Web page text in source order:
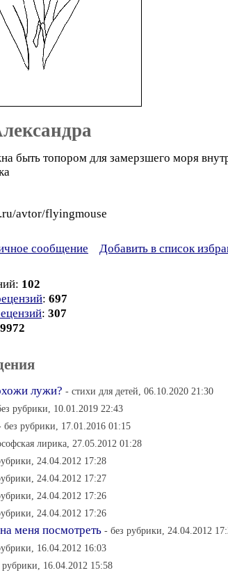
быть топором для замерзшего моря
avtor/flyingmouse
сообщение Добавить в список
102
: 697
: 307
9972
лужи? - стихи для детей, 06.10.2020 21:30
рубрики, 10.01.2019 22:43
без рубрики, 17.01.2016 01:15
лирика, 27.05.2012 01:28
24.04.2012 17:28
24.04.2012 17:27
24.04.2012 17:26
24.04.2012 17:26
меня посмотреть - без рубрики, 24.04.2012
16.04.2012 16:03
рубрики, 16.04.2012 15:58